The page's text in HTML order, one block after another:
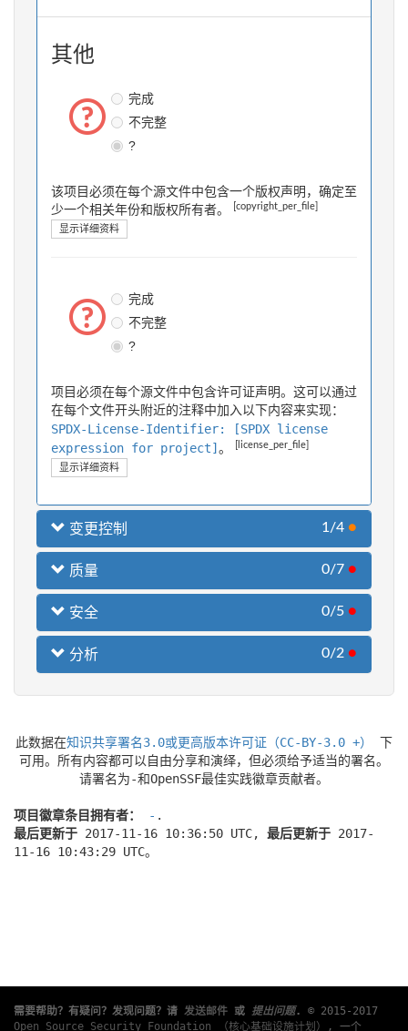
其他
完成
不完整
?
该项目必须在每个源文件中包含一个版权声明，确定至
少一个相关年份和版权所有者。
[copyright_per_file]
显示详细资料
完成
不完整
?
项目必须在每个源文件中包含许可证声明。这可以通过
在每个文件开头附近的注释中加入以下内容来实现：
SPDX-License-Identifier: [SPDX license
expression for project] 。 [license_per_file]
显示详细资料
变更控制 1/4 ●
质量 0/7 ●
安全 0/5 ●
分析 0/2 ●
此数据在知识共享署名3.0或更高版本许可证（CC-BY-3.0 +）
下
可用。所有内容都可以自由分享和演绎，但必须给予适当的署名。
请署名为-和OpenSSF最佳实践徽章贡献者。
项目徽章条目拥有者： - .
最后更新于 2017-11-16 10:36:50 UTC, 最后更新于 2017-
11-16 10:43:29 UTC。
需要帮助？有疑问？发现问题？请 发送邮件 或 提出问题.
© 2015-2017
Open Source Security Foundation （核心基础设施计划）
, 一个